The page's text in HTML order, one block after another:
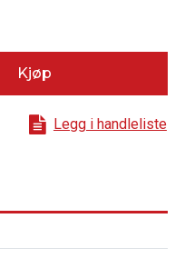
Kjøp
Legg i handleliste